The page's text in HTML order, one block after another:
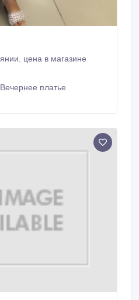
Вечернее платье